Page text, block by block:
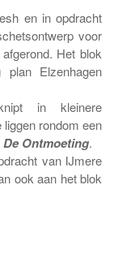
en in opdracht
voor
Het blok
plan Elzenhagen
in kleinere
rondom een
De Ontmoeting.
van IJmere
ook aan het blok